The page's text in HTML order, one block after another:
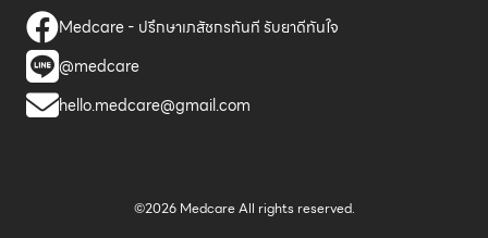
Medcare - ปรึกษาเภสัชกรทันที รับยาดีทันใจ
@medcare
hello.medcare@gmail.com
©2026 Medcare All rights reserved.